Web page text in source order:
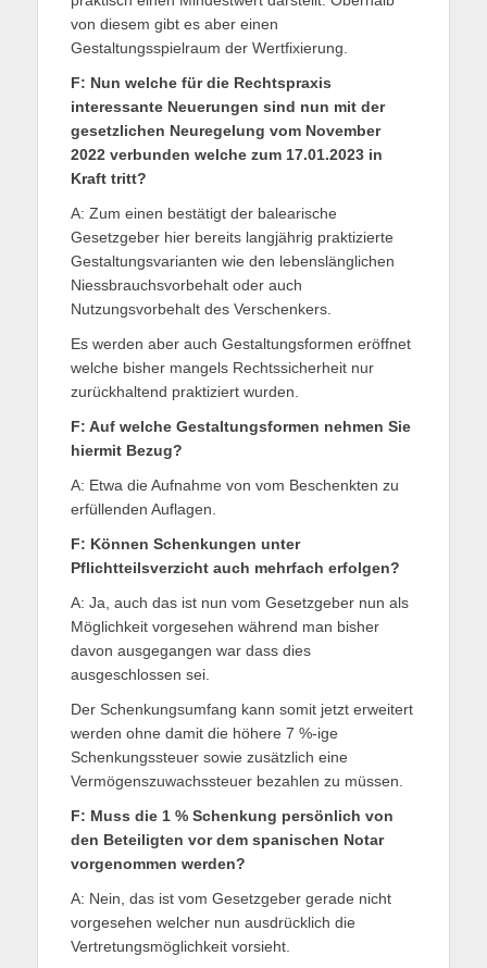
von diesem gibt es aber einen
Gestaltungsspielraum der Wertfixierung.
F: Nun welche für die Rechtspraxis
interessante Neuerungen sind nun mit der
gesetzlichen Neuregelung vom November
2022 verbunden welche zum 17.01.2023 in
Kraft tritt?
A: Zum einen bestätigt der balearische
Gesetzgeber hier bereits langjährig praktizierte
Gestaltungsvarianten wie den lebenslänglichen
Niessbrauchsvorbehalt oder auch
Nutzungsvorbehalt des Verschenkers.
Es werden aber auch Gestaltungsformen eröffnet
welche bisher mangels Rechtssicherheit nur
zurückhaltend praktiziert wurden.
F: Auf welche Gestaltungsformen nehmen Sie
hiermit Bezug?
A: Etwa die Aufnahme von vom Beschenkten zu
erfüllenden Auflagen.
F: Können Schenkungen unter
Pflichtteilsverzicht auch mehrfach erfolgen?
A: Ja, auch das ist nun vom Gesetzgeber nun als
Möglichkeit vorgesehen während man bisher
davon ausgegangen war dass dies
ausgeschlossen sei.
Der Schenkungsumfang kann somit jetzt erweitert
werden ohne damit die höhere 7 %-ige
Schenkungssteuer sowie zusätzlich eine
Vermögenszuwachssteuer bezahlen zu müssen.
F: Muss die 1 % Schenkung persönlich von
den Beteiligten vor dem spanischen Notar
vorgenommen werden?
A: Nein, das ist vom Gesetzgeber gerade nicht
vorgesehen welcher nun ausdrücklich die
Vertretungsmöglichkeit vorsieht.